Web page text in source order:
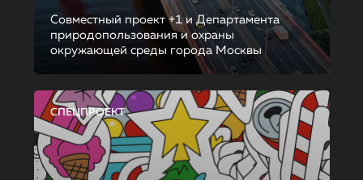
Совместный проект +1 и Департамента
природопользования и охраны
окружающей среды города Москвы
СПЕЦПРОЕКТ